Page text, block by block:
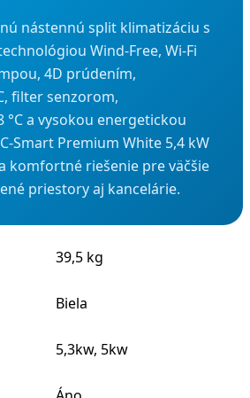
nástennú split klimatizáciu s
Wind-Free, Wi-Fi
4D prúdením,
filter senzorom,
a vysokou energetickou
Smart Premium White 5,4 kW
komfortné riešenie pre väčšie
priestory aj kancelárie.
39,5 kg
Biela
5,3kw, 5kw